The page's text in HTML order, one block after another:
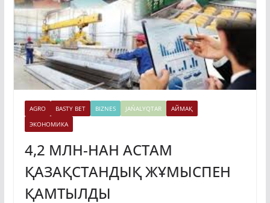
AGRO BASTY BET BIZNES JAŃALYQTAR
АЙМАҚ
ЭКОНОМИКА
4,2 МЛН-НАН АСТАМ
ҚАЗАҚСТАНДЫҚ ЖҰМЫСПЕН
ҚАМТЫЛДЫ